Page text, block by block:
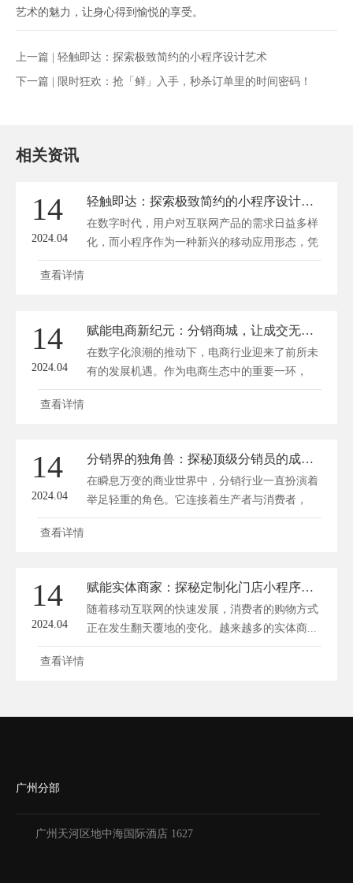
艺术的魅力，让身心得到愉悦的享受。
上一篇 | 轻触即达：探索极致简约的小程序设计艺术
下一篇 | 限时狂欢：抢「鲜」入手，秒杀订单里的时间密码！
相关资讯
14
2024.04
轻触即达：探索极致简约的小程序设计艺术
在数字时代，用户对互联网产品的需求日益多样
化，而小程序作为一种新兴的移动应用形态，凭
借...
查看详情
14
2024.04
赋能电商新纪元：分销商城，让成交无处不在
在数字化浪潮的推动下，电商行业迎来了前所未
有的发展机遇。作为电商生态中的重要一环，
分...
查看详情
14
2024.04
分销界的独角兽：探秘顶级分销员的成功秘诀
在瞬息万变的商业世界中，分销行业一直扮演着
举足轻重的角色。它连接着生产者与消费者，
是...
查看详情
14
2024.04
赋能实体商家：探秘定制化门店小程序的革新之路
随着移动互联网的快速发展，消费者的购物方式
正在发生翻天覆地的变化。越来越多的实体商...
查看详情
广州分部
广州天河区地中海国际酒店 1627